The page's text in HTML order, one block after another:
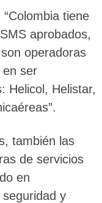
tiene
aprobados,
operadoras
en ser
Helicol, Helistar,
también las
de servicios
en
y